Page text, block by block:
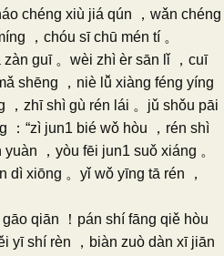
chéng xiù jiá qún ，wǎn chéng
，chóu sī chū mén tí 。
guī 。wèi zhì èr sān lǐ ，cuī
shēng ，niè lǚ xiàng féng yíng
，zhī shì gù rén lái 。jǔ shǒu pāi
：“zì jun1 bié wǒ hòu ，rén shì
，yòu fēi jun1 suǒ xiáng 。
dì xiōng 。yǐ wǒ yīng tā rén ，
qiān ！pán shí fāng qiě hòu
yī shí rèn ，biàn zuò dàn xī jiān